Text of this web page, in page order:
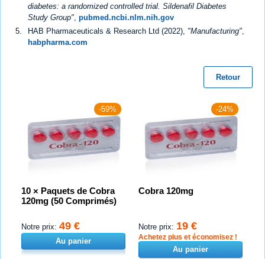
diabetes: a randomized controlled trial. Sildenafil Diabetes
Study Group" pubmed.ncbi.nlm.nih.gov
HAB Pharmaceuticals & Research Ltd (2022), "Manufacturing"
habpharma.com
Retour
-59%
10 × Paquets de Cobra
120mg (50 Comprimés)
Notre prix: 49 €
Au panier
-24%
Cobra 120mg
Notre prix: 19 €
Achetez plus et économisez !
Au panier